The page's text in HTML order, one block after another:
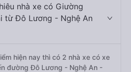
nhà xe có Giường
từ Đô Lương - Nghệ An
hiện nay thì có 2 nhà xe có xe
đường Đô Lương - Nghệ An -